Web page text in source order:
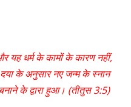
यह धर्म के कामों के कारण नहीं,
के अनुसार नए जन्म के स्‍नान
के द्वारा हुआ। (तीतुस 3:5)